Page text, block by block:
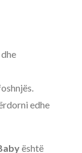
edhe
është